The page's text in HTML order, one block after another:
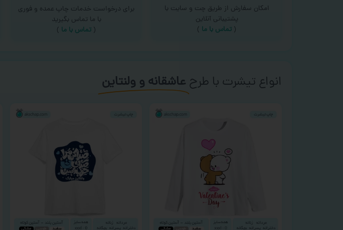
امکان سفارش از طریق چت و سایت با
پشتیبانی آنلاین
( تماس با ما‌ )
برای درخواست خدمات چاپ عمده و فوری
با ما تماس بگیرید
( تماس با ما )
انواع تیشرت با طرح عاشقانه و ولنتاین